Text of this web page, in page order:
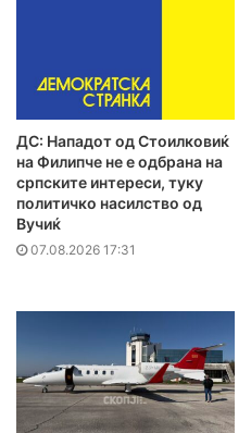
ДС: Нападот од Стоилковиќ
на Филипче не е одбрана на
српските интереси, туку
политичко насилство од
Вучиќ
07.08.2026 17:31